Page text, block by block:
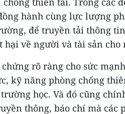
hành cùng lực lượng
để truyền tải thông
về người và tài sản cho
rõ ràng cho sức
kỹ năng phòng chống
học. Và đó cũng
thông, báo chí mà các